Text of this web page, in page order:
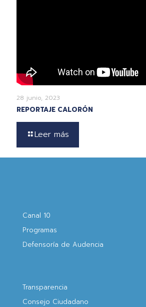
28 junio, 2023
REPORTAJE CALORÓN
Leer más
Canal 10
Programas
Defensoría de Audencia
Transparencia
Consejo Ciudadano